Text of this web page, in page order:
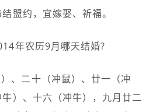
盟约，宜嫁娶、祈福。
年农历9月哪天结婚?
、二十（冲鼠）、廿一（冲
）、十六（冲牛），九月廿二